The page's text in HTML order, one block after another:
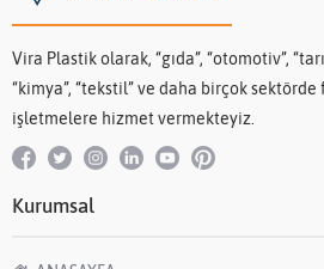
Vira Plastik olarak, “gıda”, “otomotiv”,
“kimya”, “tekstil” ve daha birçok
işletmelere hizmet vermekteyiz.
Kurumsal